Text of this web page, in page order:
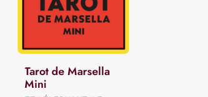
Tarot de Marsella
Mini